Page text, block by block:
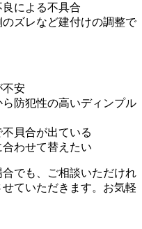
による不具合
ズレなど建付けの調整で
不安
防犯性の高いディンプル
貝合が出ている
わせて替えたい
合でも、ご相談いただけれ
ていただきます。お気軽